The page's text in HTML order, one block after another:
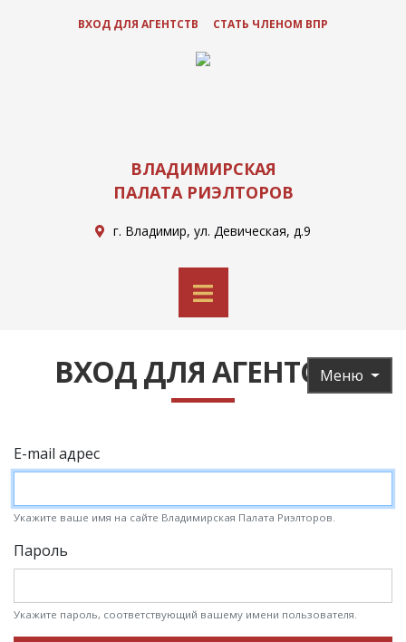
ВХОД ДЛЯ АГЕНТСТВ СТАТЬ ЧЛЕНОМ ВПР
ВЛАДИМИРСКАЯ
ПАЛАТА РИЭЛТОРОВ
г. Владимир, ул. Девическая, д.9
Меню
ВХОД ДЛЯ АГЕНТСТВ
E-mail адрес
Укажите ваше имя на сайте Владимирская Палата Риэлторов.
Пароль
Укажите пароль, соответствующий вашему имени пользователя.